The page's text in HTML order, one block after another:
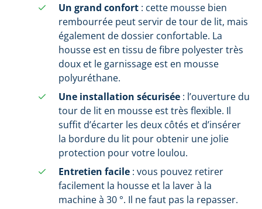
Un grand confort : cette mousse bien
rembourrée peut servir de tour de lit, mais
également de dossier confortable. La
housse est en tissu de fibre polyester très
doux et le garnissage est en mousse
polyuréthane.
Une installation sécurisée : l’ouverture du
tour de lit en mousse est très flexible. Il
suffit d’écarter les deux côtés et d’insérer
la bordure du lit pour obtenir une jolie
protection pour votre loulou.
Entretien facile : vous pouvez retirer
facilement la housse et la laver à la
machine à 30 °. Il ne faut pas la repasser.